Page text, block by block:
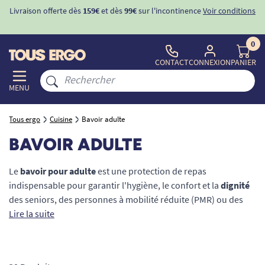
Voir conditions -10%avec le code " BIENVENUE" pourla 1ère
MENU
CONTACTCONNEXION
0
PANIER
Tous ergo Cuisine Bavoir adulte
BAVOIR ADULTE
Le bavoir pour adulteest une protection de repas
indispensable pour garantir l'hygiène, le confort et la dignité
des seniors, des personnes à mobilité réduite (PMR) ou des
patients souffrant de troubles de la déglutition. Conçus pour
Lire la suite